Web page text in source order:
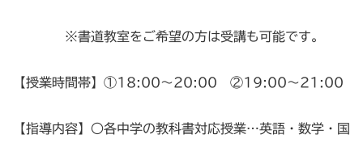
※書道教室をご希望の方は受講も可能です。
【授業時間帯】①18:00～20:00 ②19:00～21:00
【指導内容】○各中学の教科書対応授業…英語・数学・国